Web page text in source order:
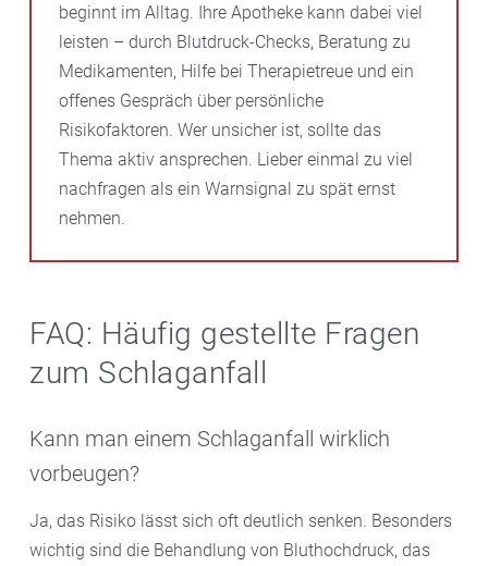
beginnt im Alltag. Ihre Apotheke kann dabei viel
leisten – durch Blutdruck-Checks, Beratung zu
Medikamenten, Hilfe bei Therapietreue und ein
offenes Gespräch über persönliche
Risikofaktoren. Wer unsicher ist, sollte das
Thema aktiv ansprechen. Lieber einmal zu viel
nachfragen als ein Warnsignal zu spät ernst
nehmen.
FAQ: Häufig gestellte Fragen
zum Schlaganfall
Kann man einem Schlaganfall wirklich
vorbeugen?
Ja, das Risiko lässt sich oft deutlich senken. Besonders
wichtig sind die Behandlung von Bluthochdruck, das